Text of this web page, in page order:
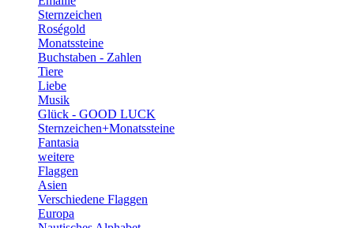
Sternzeichen
Roségold
Monatssteine
Buchstaben - Zahlen
Tiere
Liebe
Musik
Glück - GOOD LUCK
Sternzeichen+Monatssteine
Fantasia
weitere
Flaggen
Asien
Verschiedene Flaggen
Europa